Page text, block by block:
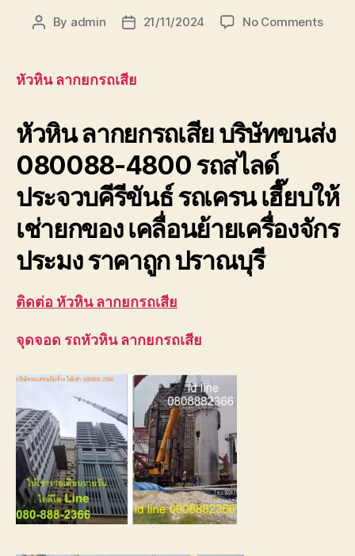
Post
By admin
Post21/11/2024 No Commentson
บริษัท
ขนส่ง
หัวหิน ลากยกรถเสีย
หัวหิน ลากยกรถเสียบริษัทขนส่ง
080088-4800 รถสไลด์
ประจวบคีรีขันธ์ รถเครน เฮี๊ยบให้
เช่ายกของ เคลื่อนย้ายเครื่องจักร
ประมง ราคาถูก ปราณบุรี
ติดต่อ หัวหิน ลากยกรถเสีย
จุดจอด รถหัวหิน ลากยกรถเสีย